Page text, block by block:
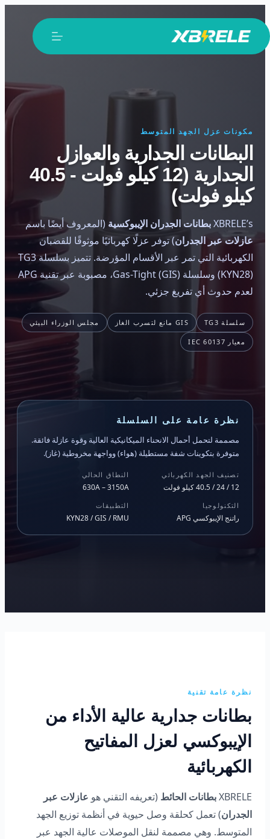
التجاوز
إلى
المحتوى
مكونات عزل الجهد المتوسط
البطانات الجدارية والعوازل
الجدارية (12 كيلو فولت - 40.5
كيلو فولت)
XBRELE’sبطانات الجدران الإيبوكسية (المعروف أيضًا باسم
عازلات عبر الجدران) توفر عزلًا كهربائيًا موثوقًا للقضبان
الكهربائية التي تمر عبر الأقسام المؤرضة. تتميز بسلسلة TG3
(KYN28) وسلسلة Gas-Tight (GIS)، مصبوبة عبر تقنية APG
لعدم حدوث أي تفريغ جزئي.
سلسلة TG3 GIS مانع لتسرب الغاز مجلس الوزراء البيئي
معيار IEC 60137
نظرة عامة على السلسلة
مصممة لتحمل أحمال الانحناء الميكانيكية العالية وقوة عازلة فائقة.
متوفرة بتكوينات شفة مستطيلة (هواء) وواجهة مخروطية (غاز).
تصنيف الجهد الكهربائي
12 / 24 / 40.5 كيلو فولت
النطاق الحالي
630A – 3150A
التكنولوجيا
راتنج الإيبوكسي APG
التطبيقات
KYN28 / GIS / RMU
نظرة عامة تقنية
بطانات جدارية عالية الأداء من
الإيبوكسي لعزل المفاتيح
الكهربائية
XBRELEبطانات الحائط (تعريفه التقني هو عازلات عبر
الجدران) تعمل كحلقة وصل حيوية في أنظمة توزيع الجهد
المتوسط. وهي مصممة لنقل الموصلات عالية الجهد عبر